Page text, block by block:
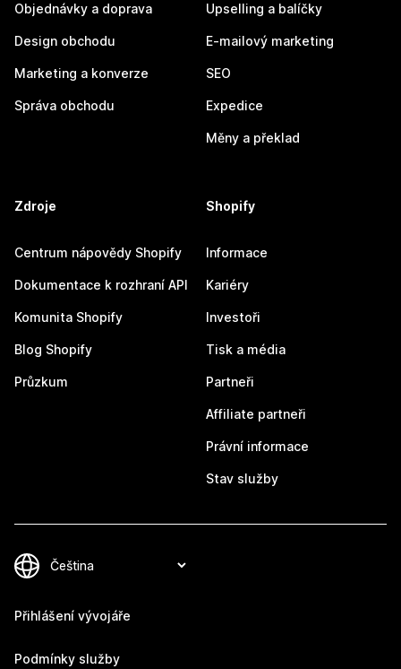
Objednávky a doprava
Design obchodu
Marketing a konverze
Správa obchodu
Upselling a balíčky
E-mailový marketing
SEO
Expedice
Měny a překlad
Zdroje
Centrum nápovědy Shopify
Dokumentace k rozhraní API
Komunita Shopify
Blog Shopify
Průzkum
Shopify
Informace
Kariéry
Investoři
Tisk a média
Partneři
Affiliate partneři
Právní informace
Stav služby
Přihlášení vývojáře
Podmínky služby